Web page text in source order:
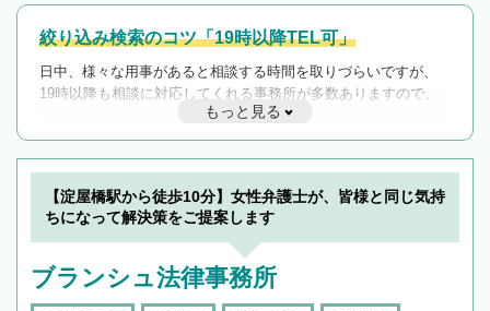
絞り込み検索のコツ「19時以降TEL可」
日中、様々な用事があると相談する時間を取りづらいですが、
19時以降も相談に対応してくれる事務所が多数ありますので、
遅い時間の相談が増えそうな場合はそのような事務所に絞り込
んで検索してみましょう。
19時以降TEL可の条件
を加えて再検索
もっと見る
【淀屋橋駅から徒歩10分】女性弁護士が、皆様と同じ気持
ちになって解決策をご提案します
ブランシュ法律事務所